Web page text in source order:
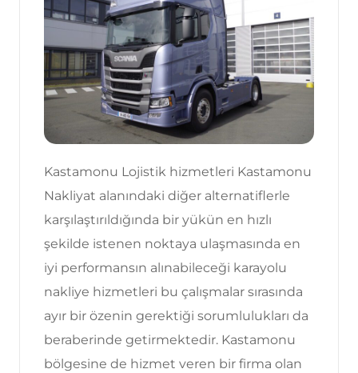
Kastamonu Lojistik hizmetleri Kastamonu
Nakliyat alanındaki diğer alternatiflerle
karşılaştırıldığında bir yükün en hızlı
şekilde istenen noktaya ulaşmasında en
iyi performansın alınabileceği karayolu
nakliye hizmetleri bu çalışmalar sırasında
ayır bir özenin gerektiği sorumlulukları da
beraberinde getirmektedir. Kastamonu
bölgesine de hizmet veren bir firma olan